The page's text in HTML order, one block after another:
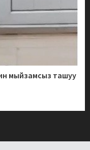
мыйзамсыз ташуу